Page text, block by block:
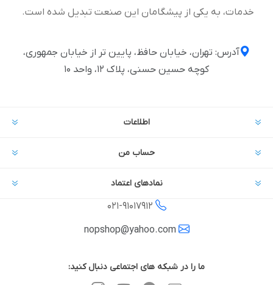
خدمات، به یکی از پیشگامان این صنعت تبدیل شده است.
آدرس: تهران، خیابان حافظ، پایین تر از خیابان جمهوری،
کوچه حسین حسنی، پلاک ۱۲، واحد ۱۰
اطلاعات
حساب من
نمادهای اعتماد
021-91017912
ما را در شبکه های اجتماعی دنبال کنید: